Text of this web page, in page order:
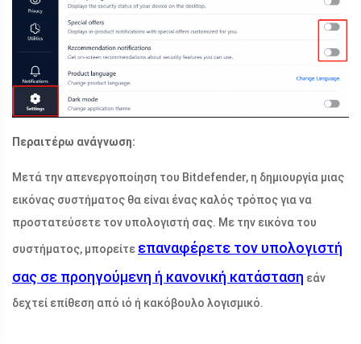
Περαιτέρω ανάγνωση:
Μετά την απενεργοποίηση του Bitdefender, η δημιουργία μιας
εικόνας συστήματος θα είναι ένας καλός τρόπος για να
προστατεύσετε τον υπολογιστή σας. Με την εικόνα του
συστήματος, μπορείτε επαναφέρετε τον υπολογιστή
σας σε προηγούμενη ή κανονική κατάσταση εάν
δεχτεί επίθεση από ιό ή κακόβουλο λογισμικό.